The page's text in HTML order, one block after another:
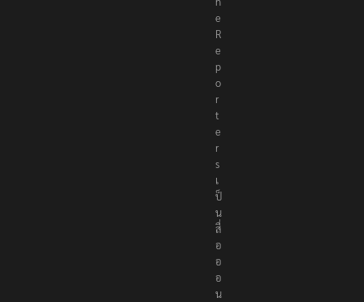
e
R
e
p
o
r
t
e
r
s
เ
ป็
น
สื่
อ
อ
อ
น